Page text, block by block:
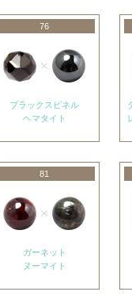
76
ブラックスピネル
ヘマタイト
81
ガーネット
ヌーマイト